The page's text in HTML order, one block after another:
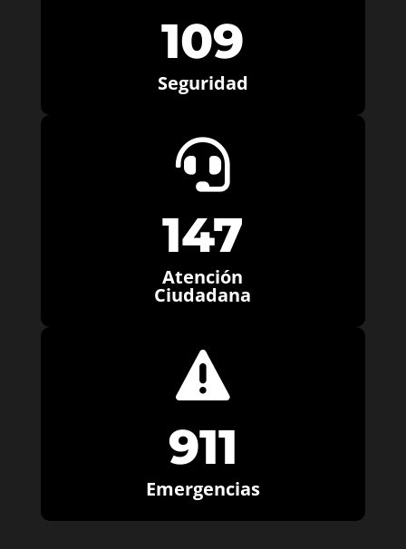
109
Seguridad

147
Atención
Ciudadana

911
Emergencias